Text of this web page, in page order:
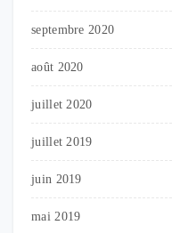
septembre 2020
août 2020
juillet 2020
juillet 2019
juin 2019
mai 2019